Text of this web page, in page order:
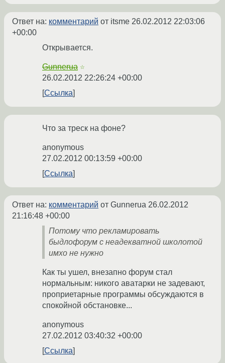
Ответ на: комментарий от itsme 26.02.2012 22:03:06
+00:00
Открывается.
Gunnerua ☆
26.02.2012 22:26:24 +00:00
Ссылка
Что за треск на фоне?
anonymous
27.02.2012 00:13:59 +00:00
Ссылка
Ответ на: комментарий от Gunnerua 26.02.2012
21:16:48 +00:00
Потому что рекламировать
быдлофорум с неадекватной школотой
имхо не нужно
Как ты ушел, внезапно форум стал
нормальным: никого аватарки не задевают,
проприетарные программы обсуждаются в
cпокойной обстановке...
anonymous
27.02.2012 03:40:32 +00:00
Ссылка